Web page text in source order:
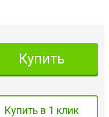
Купить
Купить в 1 клик